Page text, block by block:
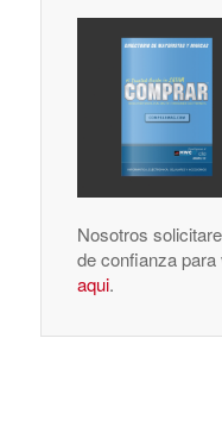
Nosotros
de confianza para
aqui.